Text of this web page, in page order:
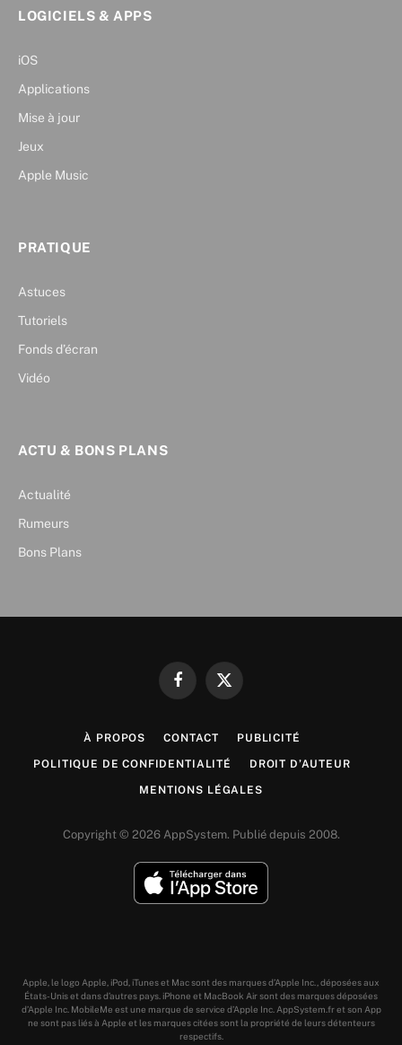
LOGICIELS & APPS
iOS
Applications
Mise à jour
Jeux
Apple Music
PRATIQUE
Astuces
Tutoriels
Fonds d’écran
Vidéo
ACTU & BONS PLANS
Actualité
Rumeurs
Bons Plans
FacebookX
À PROPOS CONTACT PUBLICITÉ
POLITIQUE DE CONFIDENTIALITÉ DROIT D’AUTEUR
MENTIONS LÉGALES
Copyright © 2026 AppSystem. Publié depuis 2008.
Apple, le logo Apple, iPod, iTunes et Mac sont des marques d’Apple Inc., déposées aux
États-Unis et dans d’autres pays. iPhone et MacBook Air sont des marques déposées
d’Apple Inc. MobileMe est une marque de service d’Apple Inc. AppSystem.fr et son App
ne sont pas liés à Apple et les marques citées sont la propriété de leurs détenteurs
respectifs.